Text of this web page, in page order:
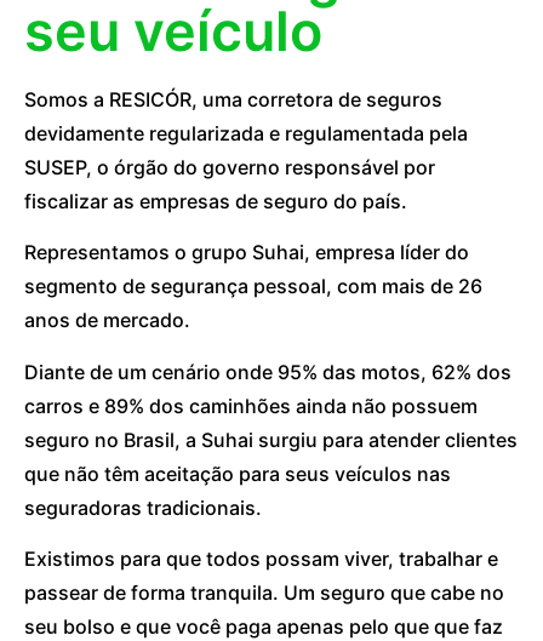
seu veículo
Somos a RESICÓR, uma corretora de seguros
devidamente regularizada e regulamentada pela
SUSEP, o órgão do governo responsável por
fiscalizar as empresas de seguro do país.
Representamos o grupo Suhai, empresa líder do
segmento de segurança pessoal, com mais de 26
anos de mercado.
Diante de um cenário onde 95% das motos, 62% dos
carros e 89% dos caminhões ainda não possuem
seguro no Brasil, a Suhai surgiu para atender clientes
que não têm aceitação para seus veículos nas
seguradoras tradicionais.
Existimos para que todos possam viver, trabalhar e
passear de forma tranquila. Um seguro que cabe no
seu bolso e que você paga apenas pelo que que faz